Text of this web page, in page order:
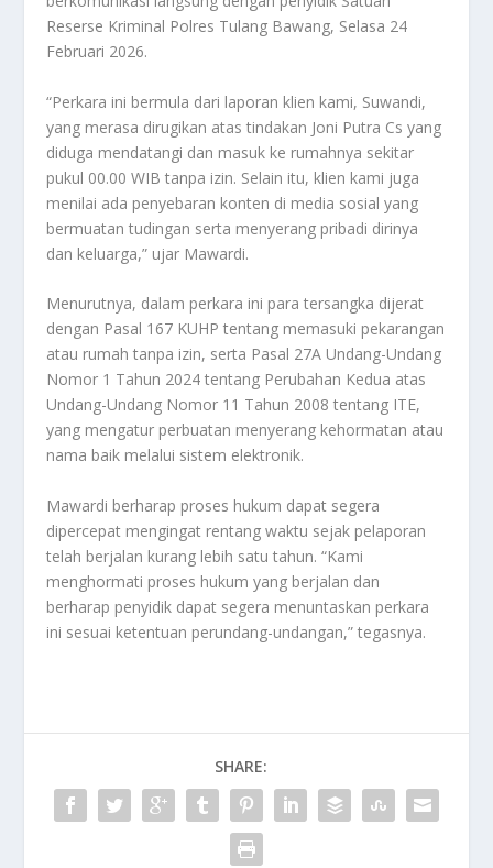
Reserse Kriminal Polres Tulang Bawang, Selasa 24
Februari 2026.
“Perkara ini bermula dari laporan klien kami, Suwandi,
yang merasa dirugikan atas tindakan Joni Putra Cs yang
diduga mendatangi dan masuk ke rumahnya sekitar
pukul 00.00 WIB tanpa izin. Selain itu, klien kami juga
menilai ada penyebaran konten di media sosial yang
bermuatan tudingan serta menyerang pribadi dirinya
dan keluarga,” ujar Mawardi.
Menurutnya, dalam perkara ini para tersangka dijerat
dengan Pasal 167 KUHP tentang memasuki pekarangan
atau rumah tanpa izin, serta Pasal 27A Undang-Undang
Nomor 1 Tahun 2024 tentang Perubahan Kedua atas
Undang-Undang Nomor 11 Tahun 2008 tentang ITE,
yang mengatur perbuatan menyerang kehormatan atau
nama baik melalui sistem elektronik.
Mawardi berharap proses hukum dapat segera
dipercepat mengingat rentang waktu sejak pelaporan
telah berjalan kurang lebih satu tahun. “Kami
menghormati proses hukum yang berjalan dan
berharap penyidik dapat segera menuntaskan perkara
ini sesuai ketentuan perundang-undangan,” tegasnya.
SHARE: